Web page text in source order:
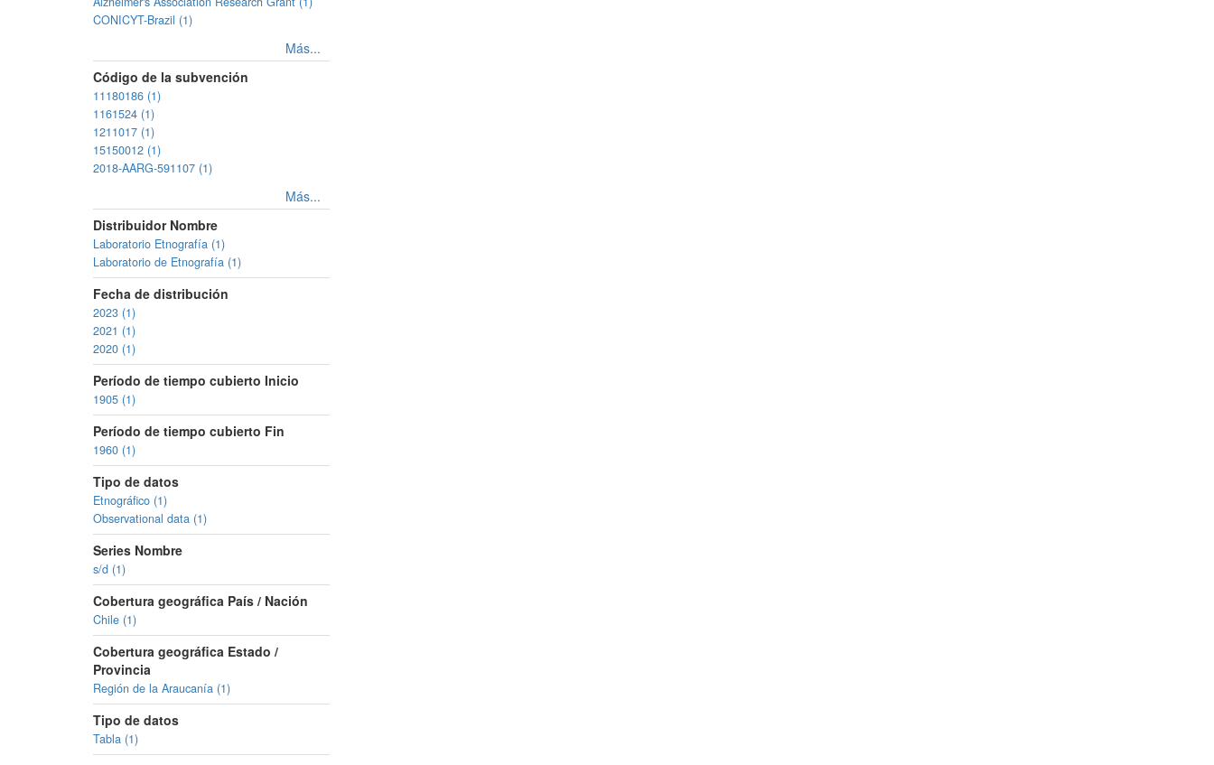
CONICYT-Brazil (1)
Más...
Código de la subvención
11180186 (1)
1161524 (1)
1211017 (1)
15150012 (1)
2018-AARG-591107 (1)
Más...
Distribuidor Nombre
Laboratorio Etnografía (1)
Laboratorio de Etnografía (1)
Fecha de distribución
2023 (1)
2021 (1)
2020 (1)
Período de tiempo cubierto Inicio
1905 (1)
Período de tiempo cubierto Fin
1960 (1)
Tipo de datos
Etnográfico (1)
Observational data (1)
Series Nombre
s/d (1)
Cobertura geográfica País / Nación
Chile (1)
Cobertura geográfica Estado /
Provincia
Región de la Araucanía (1)
Tipo de datos
Tabla (1)